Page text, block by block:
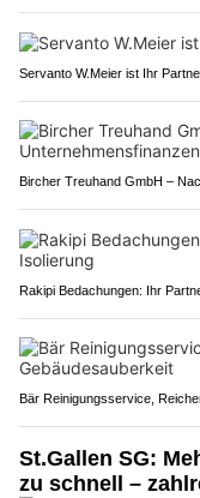
Servanto W.Meier ist Ihr
Bircher Treuhand GmbH –
Rakipi Bedachungen: Ihr
Bär Reinigungsservice,
St.Gallen SG:
zu schnell –